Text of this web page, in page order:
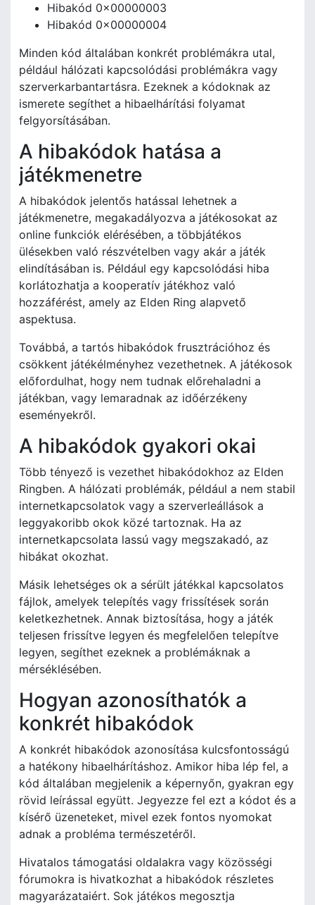
Hibakód 0x00000003
Hibakód 0x00000004
Minden kód általában konkrét problémákra utal,
például hálózati kapcsolódási problémákra vagy
szerverkarbantartásra. Ezeknek a kódoknak az
ismerete segíthet a hibaelhárítási folyamat
felgyorsításában.
A hibakódok hatása a
játékmenetre
A hibakódok jelentős hatással lehetnek a
játékmenetre, megakadályozva a játékosokat az
online funkciók elérésében, a többjátékos
ülésekben való részvételben vagy akár a játék
elindításában is. Például egy kapcsolódási hiba
korlátozhatja a kooperatív játékhoz való
hozzáférést, amely az Elden Ring alapvető
aspektusa.
Továbbá, a tartós hibakódok frusztrációhoz és
csökkent játékélményhez vezethetnek. A játékosok
előfordulhat, hogy nem tudnak előrehaladni a
játékban, vagy lemaradnak az időérzékeny
eseményekről.
A hibakódok gyakori okai
Több tényező is vezethet hibakódokhoz az Elden
Ringben. A hálózati problémák, például a nem stabil
internetkapcsolatok vagy a szerverleállások a
leggyakoribb okok közé tartoznak. Ha az
internetkapcsolata lassú vagy megszakadó, az
hibákat okozhat.
Másik lehetséges ok a sérült játékkal kapcsolatos
fájlok, amelyek telepítés vagy frissítések során
keletkezhetnek. Annak biztosítása, hogy a játék
teljesen frissítve legyen és megfelelően telepítve
legyen, segíthet ezeknek a problémáknak a
mérséklésében.
Hogyan azonosíthatók a
konkrét hibakódok
A konkrét hibakódok azonosítása kulcsfontosságú
a hatékony hibaelhárításhoz. Amikor hiba lép fel, a
kód általában megjelenik a képernyőn, gyakran egy
rövid leírással együtt. Jegyezze fel ezt a kódot és a
kísérő üzeneteket, mivel ezek fontos nyomokat
adnak a probléma természetéről.
Hivatalos támogatási oldalakra vagy közösségi
fórumokra is hivatkozhat a hibakódok részletes
magyarázataiért. Sok játékos megosztja